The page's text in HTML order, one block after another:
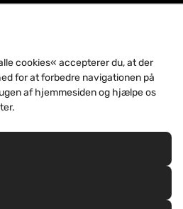
ADEKA®, PRO-ZINC®,
cookies« accepterer du, at der
for at forbedre navigationen på
af hjemmesiden og hjælpe os